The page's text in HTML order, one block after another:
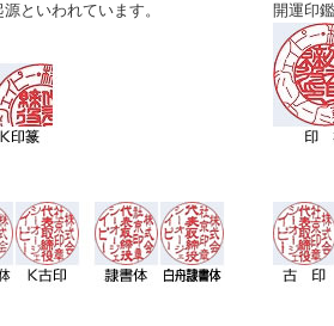
といわれています。
開運印